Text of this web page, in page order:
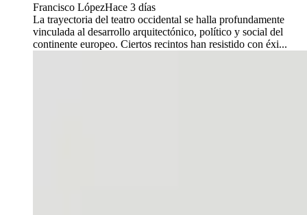
Francisco LópezHace 3 días
La trayectoria del teatro occidental se halla profundamente
vinculada al desarrollo arquitectónico, político y social del
continente europeo. Ciertos recintos han resistido con éxi...